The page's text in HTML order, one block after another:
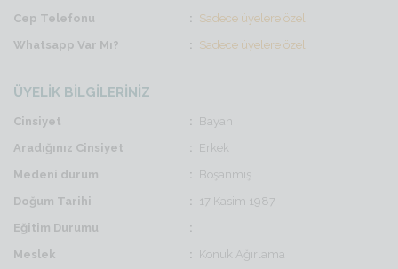
Cep Telefonu
Sadece üyelere özel
Whatsapp Var Mı?
Sadece üyelere özel
ÜYELİK BİLGİLERİNİZ
Cinsiyet
Bayan
Aradığınız Cinsiyet
Erkek
Medeni durum
Boşanmış
Doğum Tarihi
17 Kasim 1987
Eğitim Durumu
Meslek
Konuk Ağırlama